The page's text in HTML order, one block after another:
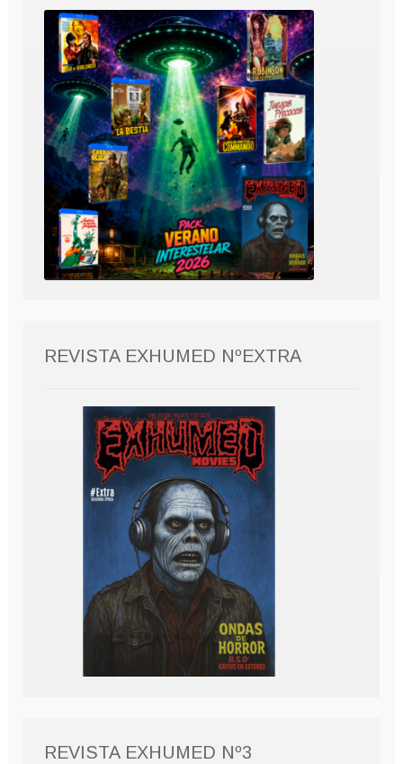
REVISTA EXHUMED NºEXTRA
REVISTA EXHUMED Nº3